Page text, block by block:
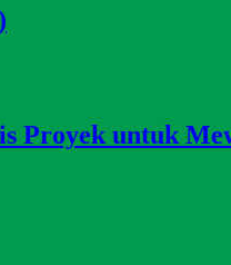
Proyek untuk